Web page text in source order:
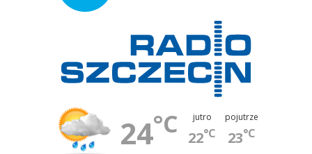
24°C jutro
22°C
pojutrze
23°C